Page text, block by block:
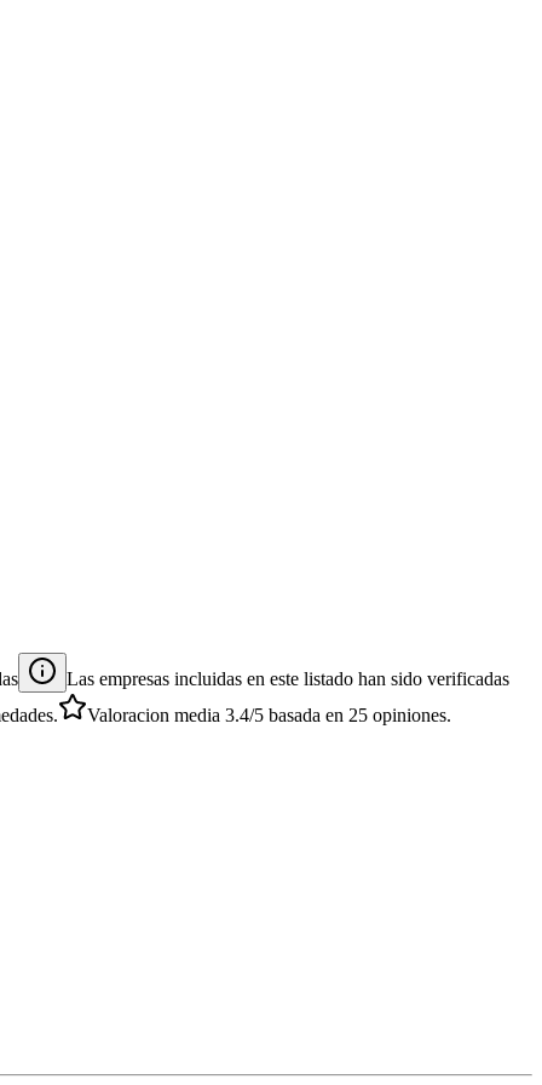
Las empresas incluidas en este listado han sido verificadas
Valoracion media 3.4/5 basada en 25 opiniones.